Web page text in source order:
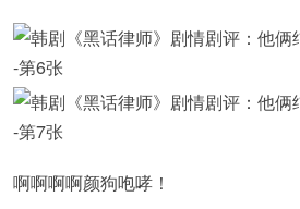
啊啊啊啊颜狗咆哮！